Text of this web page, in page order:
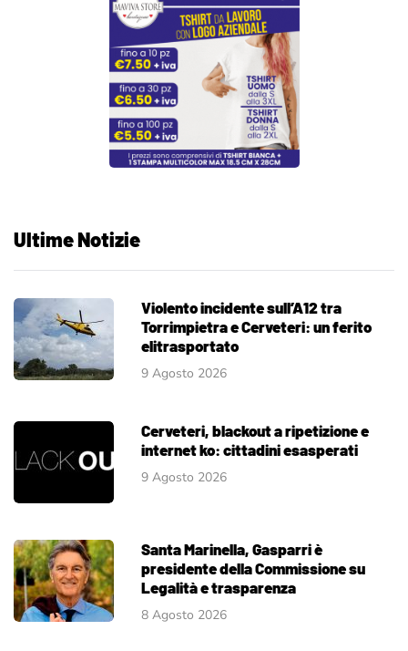
Ultime Notizie
Violento incidente sull’A12 tra
Torrimpietra e Cerveteri: un ferito
elitrasportato
9 Agosto 2026
Cerveteri, blackout a ripetizione e
internet ko: cittadini esasperati
9 Agosto 2026
Santa Marinella, Gasparri è
presidente della Commissione su
Legalità e trasparenza
8 Agosto 2026